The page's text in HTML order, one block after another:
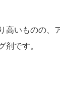
高いものの、
剤です。